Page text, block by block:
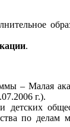
.
– Малая
г.).
детских
по делам